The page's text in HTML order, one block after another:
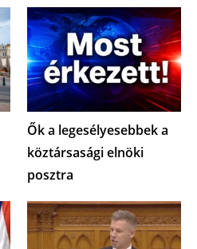
Ők a legesélyesebbek a
köztársasági elnöki
posztra